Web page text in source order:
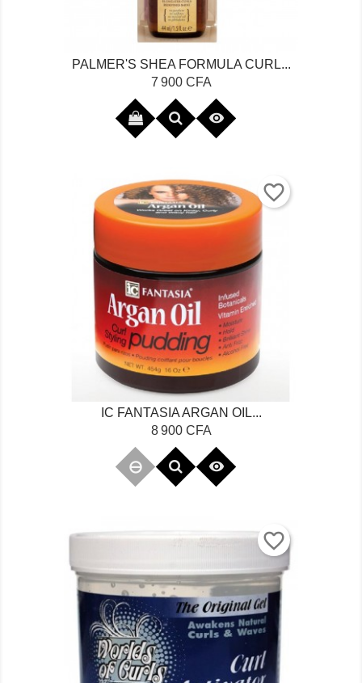
PALMER'S SHEA FORMULA CURL...
Prix
7 900 CFA

favorite_border
IC FANTASIA ARGAN OIL...
Prix
8 900 CFA

favorite_border